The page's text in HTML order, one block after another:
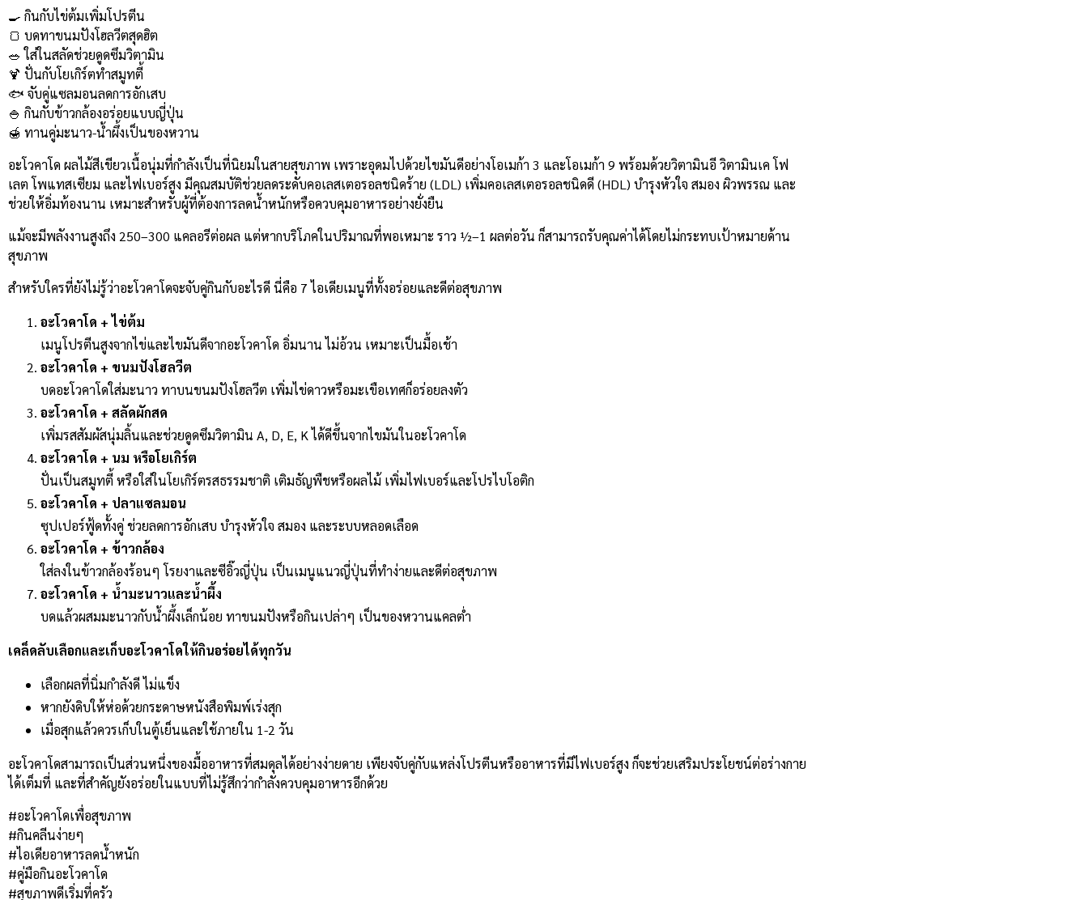
🍳 กินกับไข่ต้มเพิ่มโปรตีน
🍞 บดทาขนมปังโฮลวีตสุดฮิต
🥗 ใส่ในสลัดช่วยดูดซึมวิตามิน
🍹 ปั่นกับโยเกิร์ตทำสมูทตี้
🐟 จับคู่แซลมอนลดการอักเสบ
🍚 กินกับข้าวกล้องอร่อยแบบญี่ปุ่น
🍯 ทานคู่มะนาว-น้ำผึ้งเป็นของหวาน
อะโวคาโด ผลไม้สีเขียวเนื้อนุ่มที่กำลังเป็นที่นิยมในสายสุขภาพ เพราะอุดมไปด้วยไขมันดีอย่างโอเมก้า 3 และโอเมก้า 9 พร้อมด้วยวิตามินอี วิตามินเค โฟ
เลต โพแทสเซียม และไฟเบอร์สูง มีคุณสมบัติช่วยลดระดับคอเลสเตอรอลชนิดร้าย (LDL) เพิ่มคอเลสเตอรอลชนิดดี (HDL) บำรุงหัวใจ สมอง ผิวพรรณ และ
ช่วยให้อิ่มท้องนาน เหมาะสำหรับผู้ที่ต้องการลดน้ำหนักหรือควบคุมอาหารอย่างยั่งยืน
แม้จะมีพลังงานสูงถึง 250–300 แคลอรีต่อผล แต่หากบริโภคในปริมาณที่พอเหมาะ ราว ½–1 ผลต่อวัน ก็สามารถรับคุณค่าได้โดยไม่กระทบเป้าหมายด้าน
สุขภาพ
สำหรับใครที่ยังไม่รู้ว่าอะโวคาโดจะจับคู่กินกับอะไรดี นี่คือ 7 ไอเดียเมนูที่ทั้งอร่อยและดีต่อสุขภาพ
อะโวคาโด + ไข่ต้ม
เมนูโปรตีนสูงจากไข่และไขมันดีจากอะโวคาโด อิ่มนาน ไม่อ้วน เหมาะเป็นมื้อเช้า
อะโวคาโด + ขนมปังโฮลวีต
บดอะโวคาโดใส่มะนาว ทาบนขนมปังโฮลวีต เพิ่มไข่ดาวหรือมะเขือเทศก็อร่อยลงตัว
อะโวคาโด + สลัดผักสด
เพิ่มรสสัมผัสนุ่มลิ้นและช่วยดูดซึมวิตามิน A, D, E, K ได้ดีขึ้นจากไขมันในอะโวคาโด
อะโวคาโด + นม หรือโยเกิร์ต
ปั่นเป็นสมูทตี้ หรือใส่ในโยเกิร์ตรสธรรมชาติ เติมธัญพืชหรือผลไม้ เพิ่มไฟเบอร์และโปรไบโอติก
อะโวคาโด + ปลาแซลมอน
ซุปเปอร์ฟู้ดทั้งคู่ ช่วยลดการอักเสบ บำรุงหัวใจ สมอง และระบบหลอดเลือด
อะโวคาโด + ข้าวกล้อง
ใส่ลงในข้าวกล้องร้อนๆ โรยงาและซีอิ๊วญี่ปุ่น เป็นเมนูแนวญี่ปุ่นที่ทำง่ายและดีต่อสุขภาพ
อะโวคาโด + น้ำมะนาวและน้ำผึ้ง
บดแล้วผสมมะนาวกับน้ำผึ้งเล็กน้อย ทาขนมปังหรือกินเปล่าๆ เป็นของหวานแคลต่ำ
เคล็ดลับเลือกและเก็บอะโวคาโดให้กินอร่อยได้ทุกวัน
เลือกผลที่นิ่มกำลังดี ไม่แข็ง
หากยังดิบให้ห่อด้วยกระดาษหนังสือพิมพ์เร่งสุก
เมื่อสุกแล้วควรเก็บในตู้เย็นและใช้ภายใน 1-2 วัน
อะโวคาโดสามารถเป็นส่วนหนึ่งของมื้ออาหารที่สมดุลได้อย่างง่ายดาย เพียงจับคู่กับแหล่งโปรตีนหรืออาหารที่มีไฟเบอร์สูง ก็จะช่วยเสริมประโยชน์ต่อร่างกาย
ได้เต็มที่ และที่สำคัญยังอร่อยในแบบที่ไม่รู้สึกว่ากำลังควบคุมอาหารอีกด้วย
#อะโวคาโดเพื่อสุขภาพ
#กินคลีนง่ายๆ
#ไอเดียอาหารลดน้ำหนัก
#คู่มือกินอะโวคาโด
#สุขภาพดีเริ่มที่ครัว